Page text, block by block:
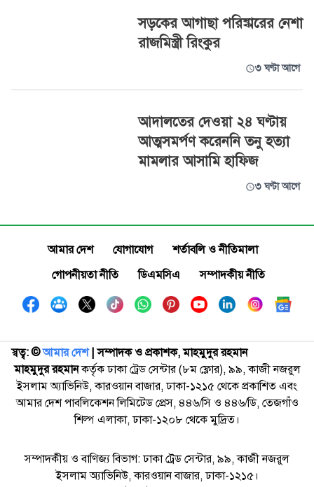
সড়কের আগাছা পরিষ্কারের নেশা
রাজমিস্ত্রী রিংকুর
৩ ঘণ্টা আগে
আদালতের দেওয়া ২৪ ঘণ্টায়
আত্মসমর্পণ করেননি তনু হত্যা
মামলার আসামি হাফিজ
৩ ঘণ্টা আগে
আমার দেশ যোগাযোগ
শর্তাবলি ও নীতিমালা
গোপনীয়তা নীতি
ডিএমসিএ সম্পাদকীয় নীতি
স্বত্ব: ©️আমার দেশ| সম্পাদক ও প্রকাশক, মাহমুদুর রহমান
মাহমুদুর রহমানকর্তৃক ঢাকা ট্রেড সেন্টার (৮ম ফ্লোর), ৯৯, কাজী নজরুল
ইসলাম অ্যাভিনিউ, কারওয়ান বাজার, ঢাকা-১২১৫ থেকে প্রকাশিত এবং
আমার দেশ পাবলিকেশন লিমিটেড প্রেস, ৪৪৬/সি ও ৪৪৬/ডি, তেজগাঁও
শিল্প এলাকা, ঢাকা-১২০৮ থেকে মুদ্রিত।
সম্পাদকীয় ও বাণিজ্য বিভাগ: ঢাকা ট্রেড সেন্টার, ৯৯, কাজী নজরুল
ইসলাম অ্যাভিনিউ, কারওয়ান বাজার, ঢাকা-১২১৫।